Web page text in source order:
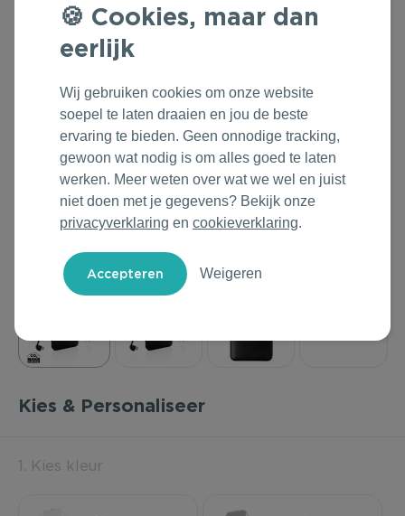
Outdoor & Vrije tijd
Technologie & Gadgets
Home & Living
Duurzame Bestsellers
Daarom Duurzaam
Groene Lente Dagen
Vakantie & Zomer
Back to Routine
Herfstmomenten
Warme Winter
Rituals
Samsonite
Stanley/Stella
Tony's Chocolonely
Kies & Personaliseer
1. Kies kleur
Cookies, maar dan
eerlijk
Wij gebruiken cookies om onze website
soepel te laten draaien en jou de beste
ervaring te bieden. Geen onnodige tracking,
gewoon wat nodig is om alles goed te laten
werken. Meer weten over wat we wel en juist
niet doen met je gegevens? Bekijk onze
privacyverklaring en cookieverklaring.
Weigeren